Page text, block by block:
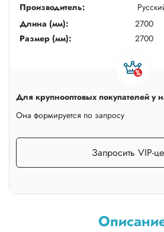
Производитель:
Длина (мм):
2700
Размер (мм):
2700
Для крупнооптовых покупателей у
Она формируется по запросу
Запросить VIP-